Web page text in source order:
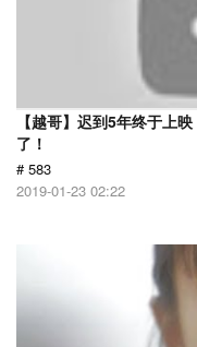
【越哥】迟到5年终于上
了！
# 583
2019-01-23 02:22